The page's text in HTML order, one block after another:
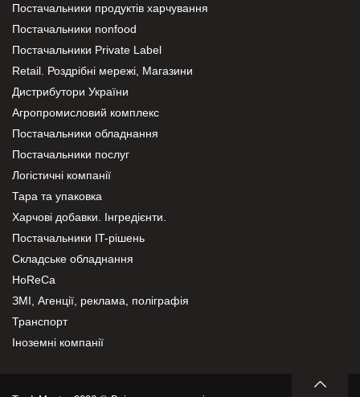
Постачальники продуктів харчування
Постачальники nonfood
Постачальники Private Label
Retail. Роздрібні мережі, Магазини
Дистрибутори України
Агропромисловий комплекс
Постачальники обладнання
Постачальники послуг
Логістичні компанії
Тара та упаковка
Харчові добавки. Інгредієнти.
Постачальники IT-рішень
Складське обладнання
HoReCa
ЗМІ, Агенції, реклама, поліграфія
Транспорт
Іноземні компанії